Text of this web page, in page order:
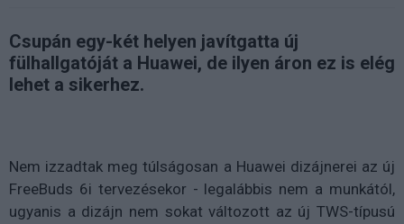
Csupán egy-két helyen javítgatta új
fülhallgatóját a Huawei, de ilyen áron ez is elég
lehet a sikerhez.
Nem izzadtak meg túlságosan a Huawei dizájnerei az új
FreeBuds 6i tervezésekor - legalábbis nem a munkától,
ugyanis a dizájn nem sokat változott az új TWS-típusú